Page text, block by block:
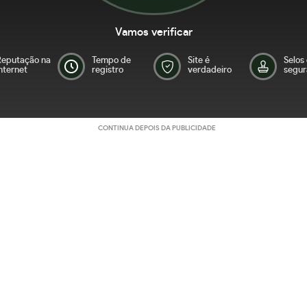
Vamos verificar
na
Tempo de
registro
Site é
verdadeiro
Selos
CONTINUA DEPOIS DA PUBLICIDADE